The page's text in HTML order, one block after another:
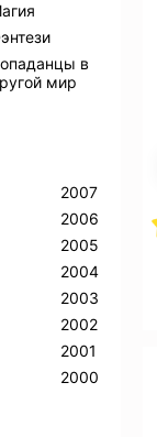
в
мир
2007
2006
2005
2004
2003
2002
2001
2000